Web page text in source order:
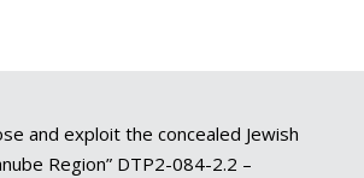
and exploit the concealed Jewish
Region” DTP2-084-2.2 –